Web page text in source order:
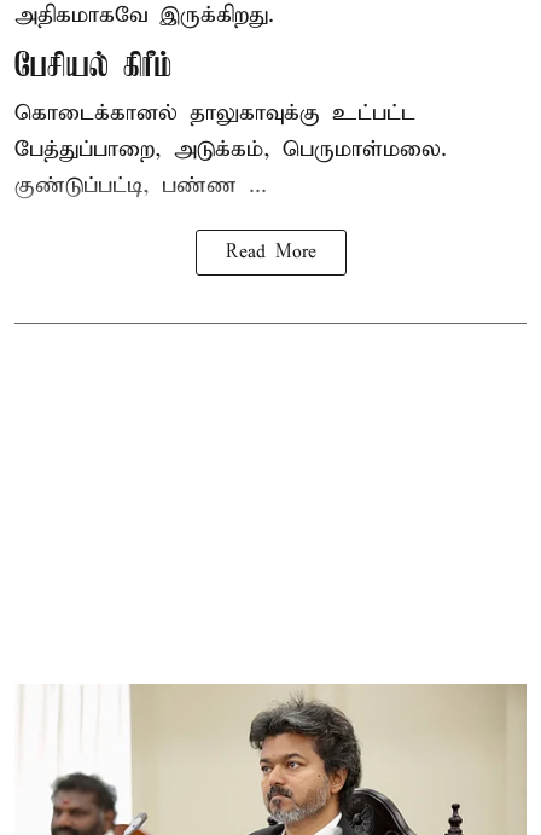
அதிகமாகவே இருக்கிறது.
பேசியல் கிரீம்
கொடைக்கானல் தாலுகாவுக்கு உட்பட்ட
பேத்துப்பாறை, அடுக்கம், பெருமாள்மலை.
குண்டுப்பட்டி, பண்ண ...
Read More